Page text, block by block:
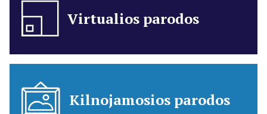
Virtualios parodos
Kilnojamosios parodos